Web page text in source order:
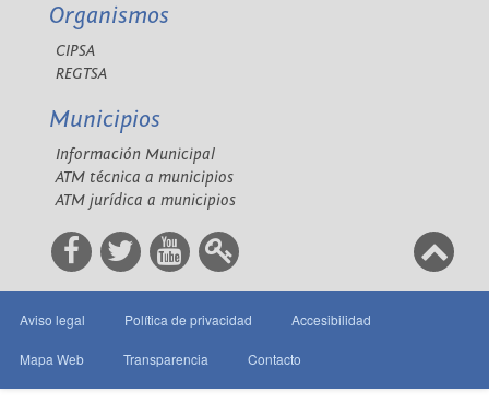
Organismos
CIPSA
REGTSA
Municipios
Información Municipal
ATM técnica a municipios
ATM jurídica a municipios
Aviso legal Política de privacidad Accesibilidad
Mapa Web Transparencia Contacto